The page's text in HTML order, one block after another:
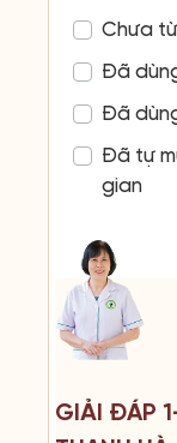
Chưa
Đã
Đã
Đã tự
gian
GIẢI ĐÁP